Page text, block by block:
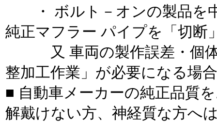
・ ボルト－オンの製品を
純正マフラー パイプを「切断
又 車両の製作誤差・個体
整加工作業」が必要になる場
■ 自動車メーカーの純正品質
解戴けない方、神経質な方へ